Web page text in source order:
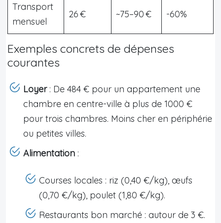
Transport
mensuel
26 € ~75–90 € -60%
Exemples concrets de dépenses
courantes
Loyer: De 484 € pour un appartement une
chambre en centre-ville à plus de 1000 €
pour trois chambres. Moins cher en périphérie
ou petites villes.
Alimentation :
Courses locales : riz (0,40 €/kg), œufs
(0,70 €/kg), poulet (1,80 €/kg).
Restaurants bon marché : autour de 3 €.